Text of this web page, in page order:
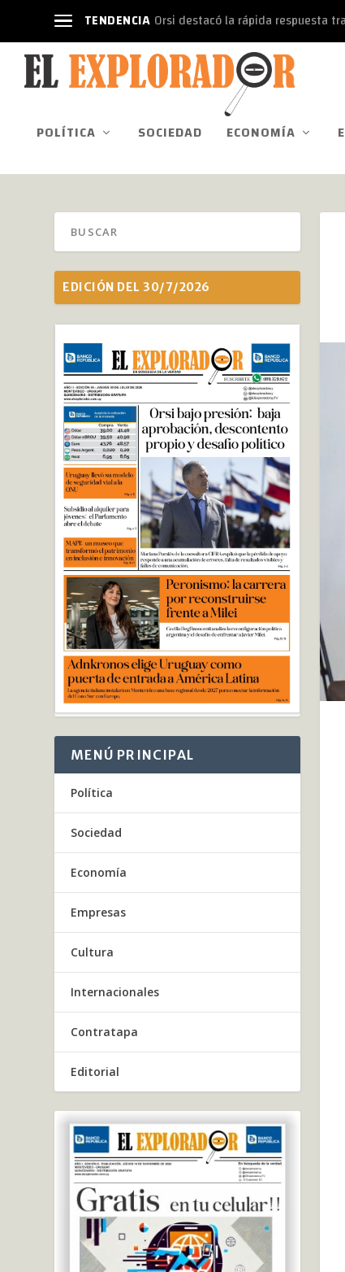
TENDENCIA Orsi destacó la rápida respuesta
POLÍTICA SOCIEDAD ECONOMÍA
EDICIÓN DEL 30/7/2026
MENÚ PRINCIPAL
Política
Sociedad
Economía
Empresas
Cultura
Internacionales
Contratapa
Editorial